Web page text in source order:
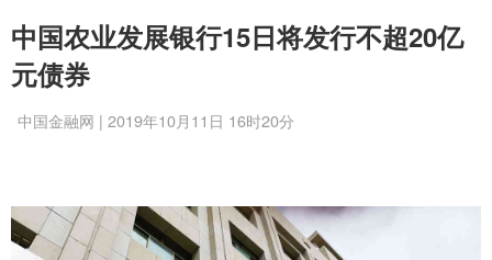
中国农业发展银行15日将发行不超20亿
元债券
中国金融网 | 2019年10月11日 16时20分